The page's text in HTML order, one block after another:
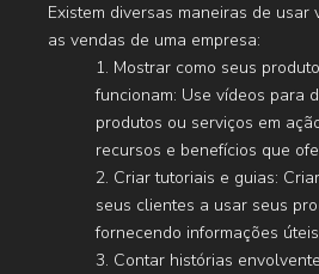
Existem diversas maneiras de usar
as vendas de uma empresa:
1. Mostrar como seus
funcionam: Use vídeos para
produtos ou serviços em
recursos e benefícios que
2. Criar tutoriais e guias:
seus clientes a usar seus
fornecendo informações
3. Contar histórias